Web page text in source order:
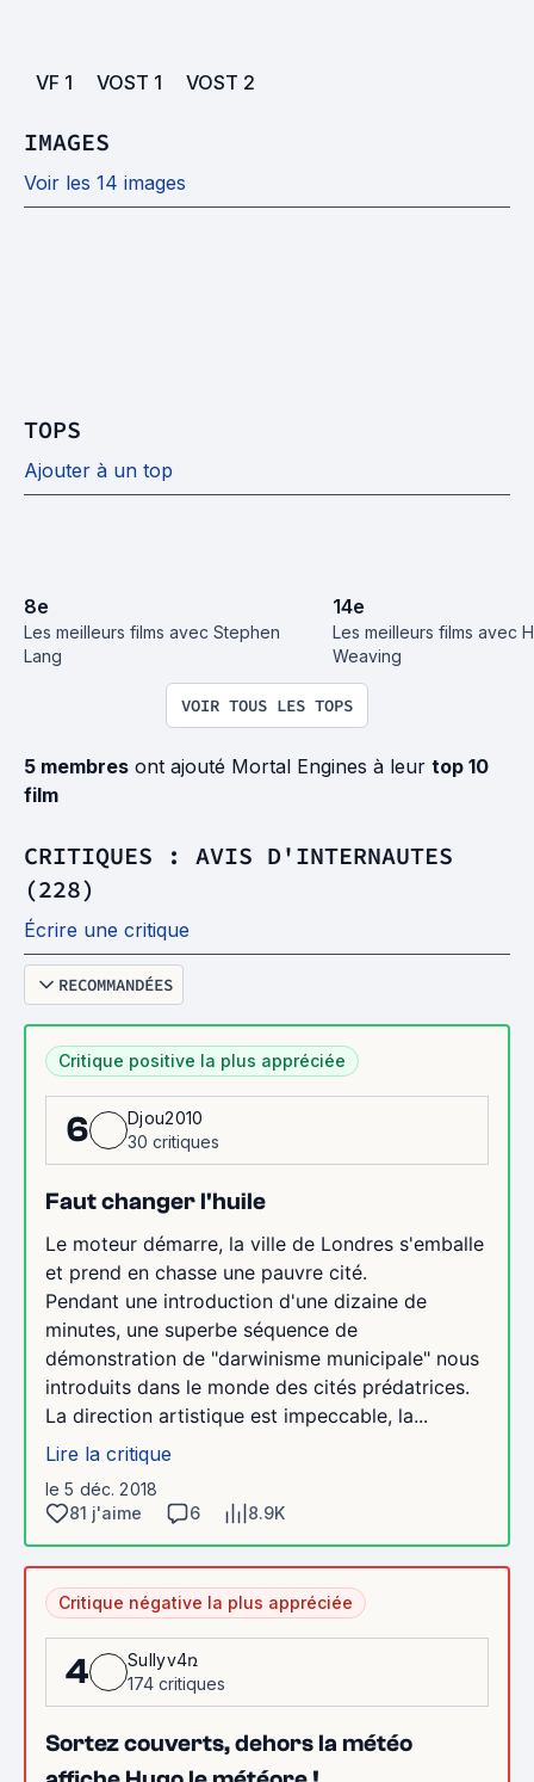
VF 1 VOST 1 VOST 2
IMAGES
Voir les 14 images
TOPS
Ajouter à un top
8e
Les meilleurs films avec Stephen
Lang
14e
Les meilleurs films avec
Weaving
VOIR TOUS LES TOPS
5 membres ont ajouté Mortal Engines à leur top 10
film
CRITIQUES : AVIS D'INTERNAUTES
(228)
Écrire une critique
RECOMMANDÉES
Critique positive la plus appréciée
6
Djou2010
30 critiques
Faut changer l'huile
Le moteur démarre, la ville de Londres s'emballe
et prend en chasse une pauvre cité.
Pendant une introduction d'une dizaine de
minutes, une superbe séquence de
démonstration de "darwinisme municipale" nous
introduits dans le monde des cités prédatrices.
La direction artistique est impeccable, la...
Lire la critique
le 5 déc. 2018
81 j'aime
6 8.9K
Critique négative la plus appréciée
4
Sullyv4ռ
174 critiques
Sortez couverts, dehors la météo